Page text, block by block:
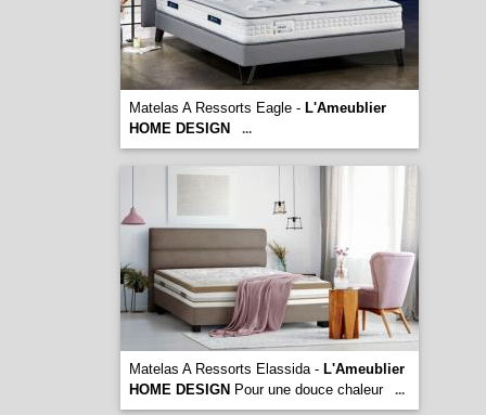
Matelas A Ressorts Eagle - L'Ameublier
HOME DESIGN
...
Matelas A Ressorts Elassida - L'Ameublier
HOME DESIGN Pour une douce chaleur ...